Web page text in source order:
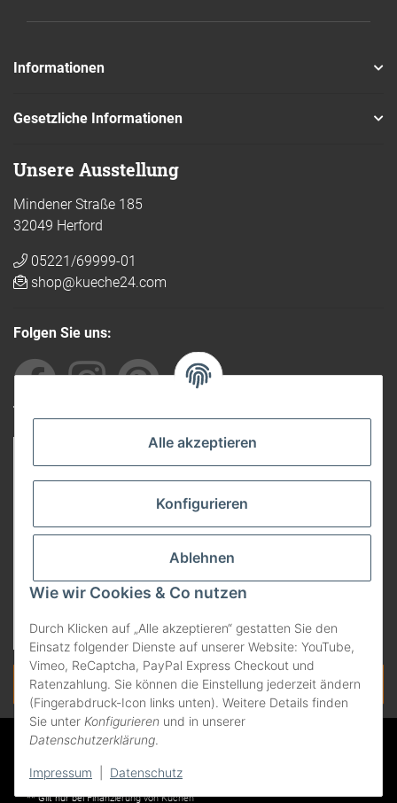
Alle akzeptieren
Konfigurieren
Ablehnen
Wie wir Cookies & Co nutzen
Durch Klicken auf „Alle akzeptieren“ gestatten Sie den
Einsatz folgender Dienste auf unserer Website: YouTube,
Vimeo, ReCaptcha, PayPal Express Checkout und
Ratenzahlung. Sie können die Einstellung jederzeit ändern
(Fingerabdruck-Icon links unten). Weitere Details finden
Sie unter Konfigurieren und in unserer
Datenschutzerklärung.
Impressum Datenschutz
Informationen
Gesetzliche Informationen
Unsere Ausstellung
Mindener Straße 185
32049 Herford
05221/69999-01
shop@kueche24.com
Folgen Sie uns:
Von anderen empfohlen
Vertrag widerrufen
* Alle Preise in Euro und inkl. der gesetzlichen Mehrwertsteuer, zzgl.
Nur solange der Vorrat reicht. Liefergebiet: Deutschland.
** Gilt nur bei Finanzierung von Küchen